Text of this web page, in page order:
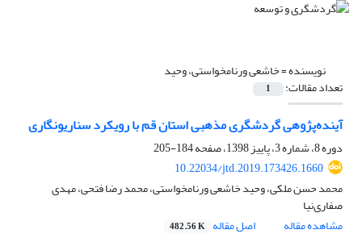
نویسنده =خاشعی ورنامخواستی، وحید
تعداد مقالات: 1
آینده‌پژوهی گردشگری مذهبی استان قم با رویکرد سناریونگاری
دوره 8، شماره 3، پاییز 1398، صفحه
184-205
10.22034/jtd.2019.173426.1660
محمد حسن ملکی، وحید خاشعی ورنامخواستی، محمد رضا فتحی، مهدی
صفاری‌نیا
مشاهده مقاله
اصل مقاله 482.56 K